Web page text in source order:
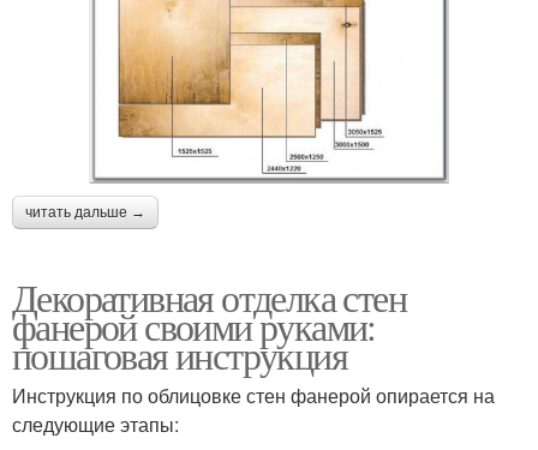
читать дальше →
Декоративная отделка стен
фанерой своими руками:
пошаговая инструкция
Инструкция по облицовке стен фанерой опирается на
следующие этапы: